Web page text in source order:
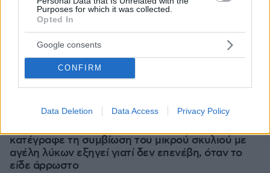
Purposes for which it was collected.
Opted In
Google consents
CONFIRM
Data Deletion Data Access Privacy Policy
κατέγραφε τη συμβίωση του μικρού σκυλιού με
αγέλη λύκων εξηγεί γιατί δεν επενέβη, όταν το
είδε άρρωστο
06.08.2026, 19:34